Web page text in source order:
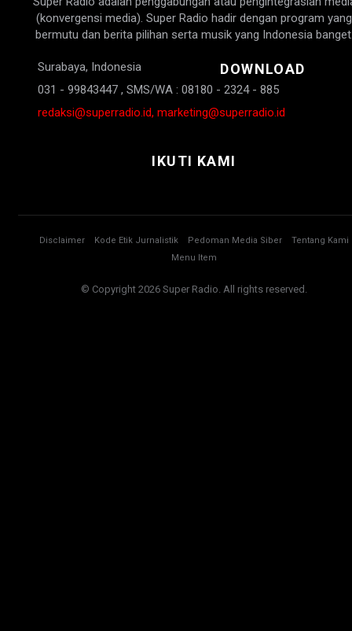
(konvergensi media). Super Radio hadir dengan program yang
bermutu dan berita pilihan serta musik yang Indonesia
Surabaya, Indonesia
031 - 99843447 , SMS/WA : 08180 - 2324 - 885
redaksi@superradio.id, marketing@superradio.id
DOWNLOAD
IKUTI KAMI
Disclaimer Kode Etik Jurnalistik Pedoman Media Siber
Tentang Kami
Menu Item
© Copyright 2026 Super Radio. All rights reserved.